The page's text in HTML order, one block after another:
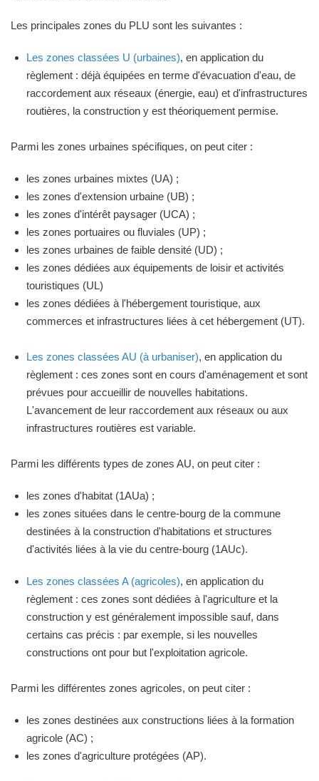
Les principales zones du PLU sont les suivantes :
Les zones classées U (urbaines), en application du
règlement : déjà équipées en terme d'évacuation d'eau, de
raccordement aux réseaux (énergie, eau) et d'infrastructures
routières, la construction y est théoriquement permise.
Parmi les zones urbaines spécifiques, on peut citer :
les zones urbaines mixtes (UA) ;
les zones d'extension urbaine (UB) ;
les zones d'intérêt paysager (UCA) ;
les zones portuaires ou fluviales (UP) ;
les zones urbaines de faible densité (UD) ;
les zones dédiées aux équipements de loisir et activités
touristiques (UL)
les zones dédiées à l'hébergement touristique, aux
commerces et infrastructures liées à cet hébergement (UT).
Les zones classées AU (à urbaniser), en application du
règlement : ces zones sont en cours d'aménagement et sont
prévues pour accueillir de nouvelles habitations.
L'avancement de leur raccordement aux réseaux ou aux
infrastructures routières est variable.
Parmi les différents types de zones AU, on peut citer :
les zones d'habitat (1AUa) ;
les zones situées dans le centre-bourg de la commune
destinées à la construction d'habitations et structures
d'activités liées à la vie du centre-bourg (1AUc).
Les zones classées A (agricoles), en application du
règlement : ces zones sont dédiées à l'agriculture et la
construction y est généralement impossible sauf, dans
certains cas précis : par exemple, si les nouvelles
constructions ont pour but l'exploitation agricole.
Parmi les différentes zones agricoles, on peut citer :
les zones destinées aux constructions liées à la formation
agricole (AC) ;
les zones d'agriculture protégées (AP).